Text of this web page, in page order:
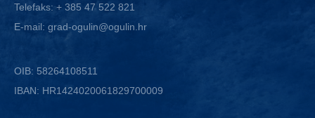
Telefaks: + 385 47 522 821
E-mail: grad-ogulin@ogulin.hr
OIB: 58264108511
IBAN: HR1424020061829700009